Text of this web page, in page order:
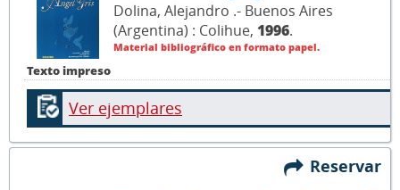
Texto impreso
Dolina, Alejandro .- Buenos Aires
(Argentina) : Colihue, 1996.
Material bibliográfico en formato papel.
Ver ejemplares
Reservar